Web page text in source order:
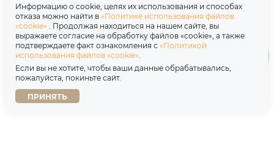
Покупателям
Партнерам
О нас
Информацию о cookie, целях их использования и способах
отказа можно найти в «Политике использования файлов
«cookie» . Продолжая находиться на нашем сайте, вы
выражаете согласие на обработку файлов «cookie», а также
подтверждаете факт ознакомления с «Политикой
использования файлов «cookie».
Если вы не хотите, чтобы ваши данные обрабатывались,
пожалуйста, покиньте сайт.
ПРИНЯТЬ